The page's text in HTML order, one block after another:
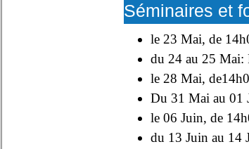
Séminaires et
le 23 Mai, de
du 24 au 25 Mai:
le 28 Mai,
Du 31 Mai au 01
le 06 Juin, de
du 13 Juin au 14